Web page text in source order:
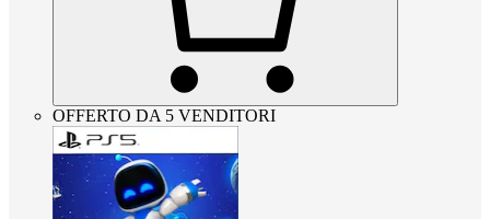
OFFERTO DA 5 VENDITORI